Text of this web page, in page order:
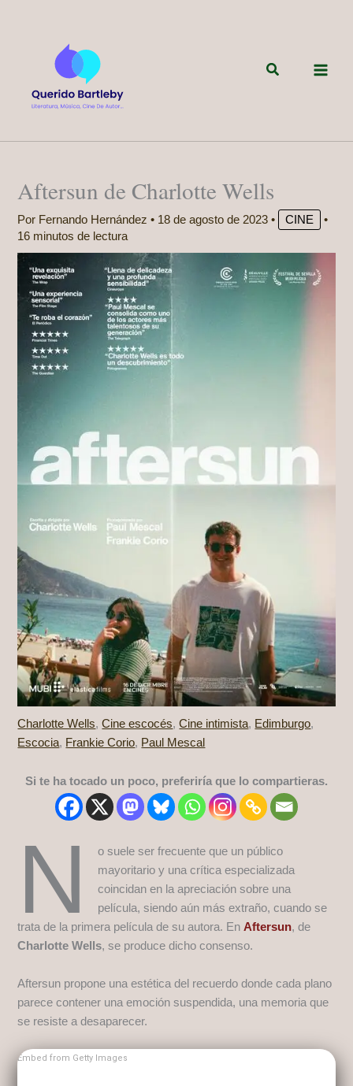
Buscar
Aftersun de Charlotte Wells
Por Fernando Hernández• 18 de agosto de 2023• CINE
•
16 minutos de lectura
Charlotte Wells,Cine escocés,Cine intimista, Edimburgo,
Escocia, Frankie Corio, Paul Mescal
Si te ha tocado un poco, preferiría que lo compartieras.
N
o suele ser frecuente que un público
mayoritario y una crítica especializada
coincidan en la apreciación sobre una
película, siendo aún más extraño, cuando se
trata de la primera película de su autora. EnAftersun, de
Charlotte Wells, se produce dicho consenso.
Aftersun propone una estética del recuerdo donde cada plano
parece contener una emoción suspendida, una memoria que
se resiste a desaparecer.
Embed from Getty Images